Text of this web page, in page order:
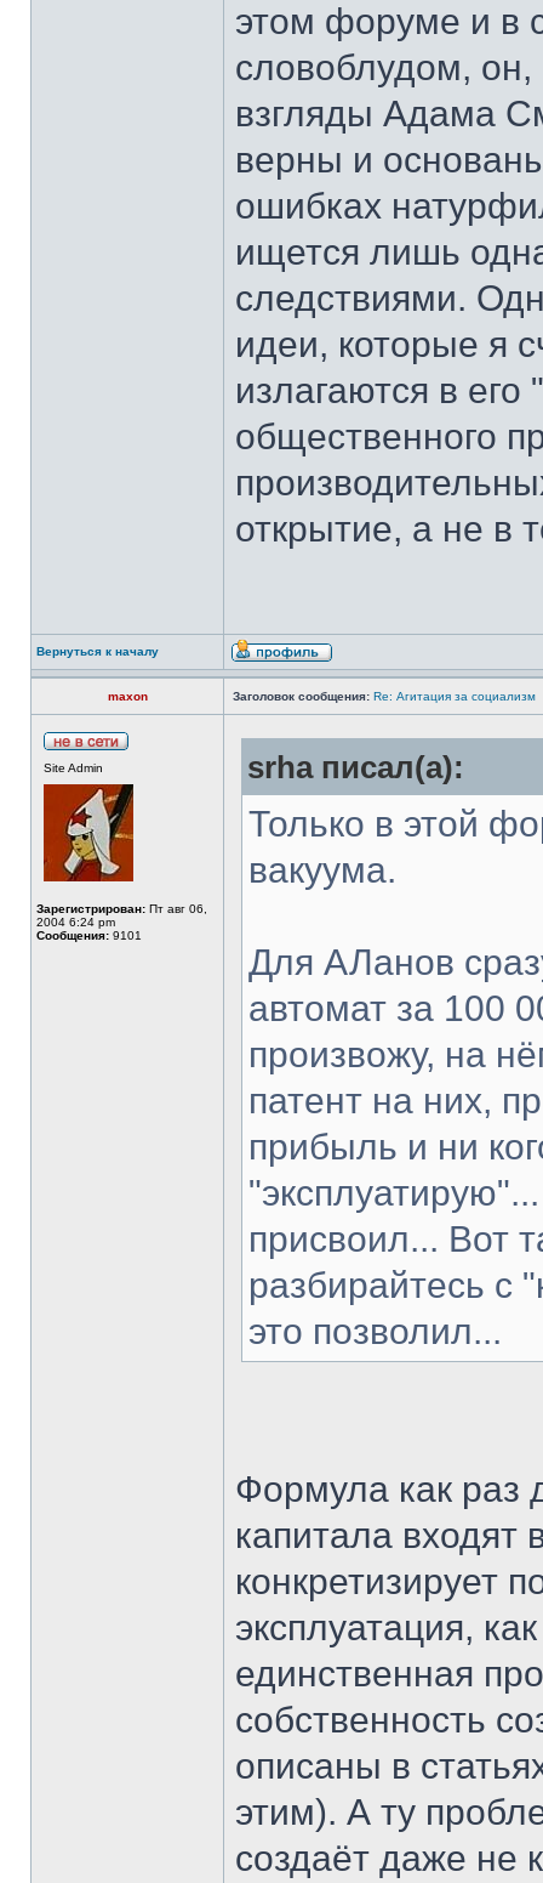
этом форуме и в
словоблудом, он,
взгляды Адама
верны и
ошибках
ищется лишь
следствиями.
идеи, которые я
излагаются в
общественного
открытие, а не в
Вернуться к началу
maxon Заголовок сообщения: Re: Агитация за социализм
Site Admin
Зарегистрирован: Пт авг 06,
2004 6:24 pm
Сообщения: 9101
srha писал(а):
Только в этой
вакуума.
Для АЛанов
автомат за 100
произвожу, на
патент на них,
прибыль и ни
присвоил... Вот
разбирайтесь с
это позволил...
Формула как раз
капитала
конкретизирует
эксплуатация,
единственная
собственность
описаны в
этим). А ту
создаёт даже не